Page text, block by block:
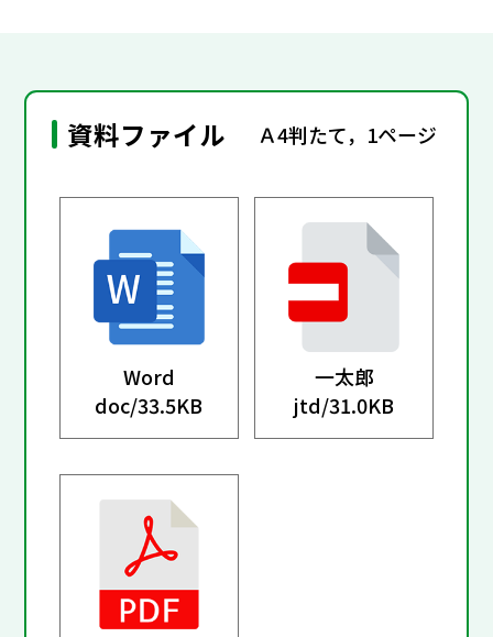
資料ファイル Ａ4判たて，1ページ
Word
doc/33.5KB
一太郎
jtd/31.0KB